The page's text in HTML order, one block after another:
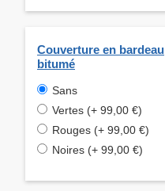
Couverture en bardeau
bitumé
Sans
Vertes (+ 99,00 €)
Rouges (+ 99,00 €)
Noires (+ 99,00 €)